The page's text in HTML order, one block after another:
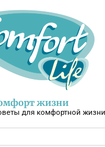
жизни
для комфортной жизни